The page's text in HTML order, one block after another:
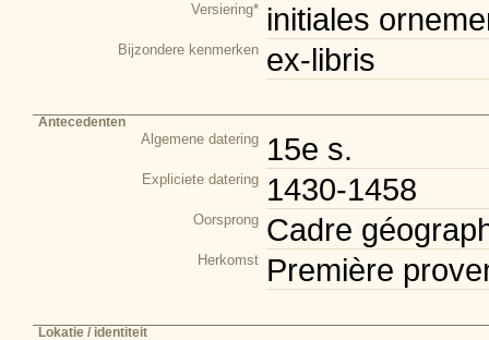
Versiering* initiales
Bijzondere kenmerken ex-libris
Antecedenten
Algemene datering 15e s.
Expliciete datering 1430-1458
Oorsprong Cadre
Herkomst Première
Lokatie / identiteit